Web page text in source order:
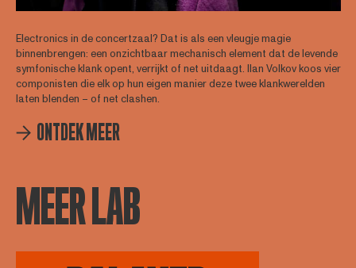
Electronics in de concertzaal? Dat is als een vleugje magie
binnenbrengen: een onzichtbaar mechanisch element dat de levende
symfonische klank opent, verrijkt of net uitdaagt. Ilan Volkov koos vier
componisten die elk op hun eigen manier deze twee klankwerelden
laten blenden – of net clashen.
ONTDEK MEER
MEER LAB